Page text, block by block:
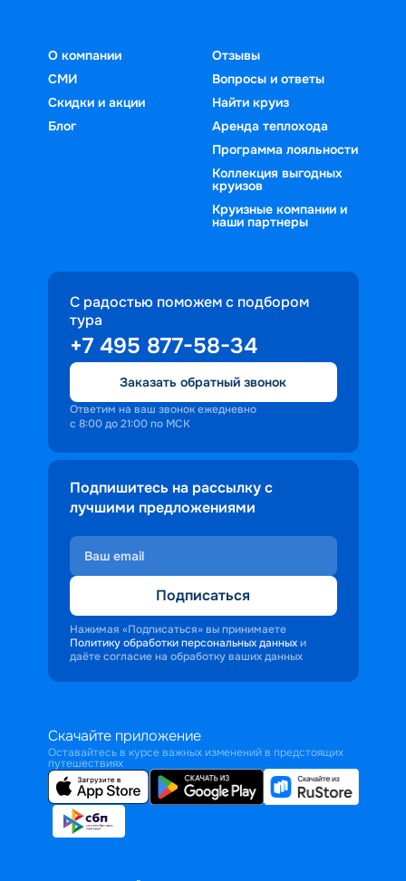
О компании
СМИ
Скидки и акции
Блог
Отзывы
Вопросы и ответы
Найти круиз
Аренда теплохода
Программа лояльности
Коллекция выгодных
круизов
Круизные компании и
наши партнеры
С радостью поможем с подбором
тура
+7 495 877-58-34
Заказать обратный звонок
Ответим на ваш звонок ежедневно
с 8:00 до 21:00 по МСК
Подпишитесь на рассылку с
лучшими предложениями
Подписаться
Нажимая «Подписаться» вы принимаете
Политику обработки персональных данных и
даёте согласие на обработку ваших данных
Скачайте приложение
Оставайтесь в курсе важных изменений в предстоящих
путешествиях